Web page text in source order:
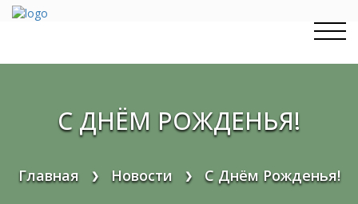
С ДНЁМ РОЖДЕНЬЯ!
Главная ❯ Новости ❯ С Днём Рожденья!